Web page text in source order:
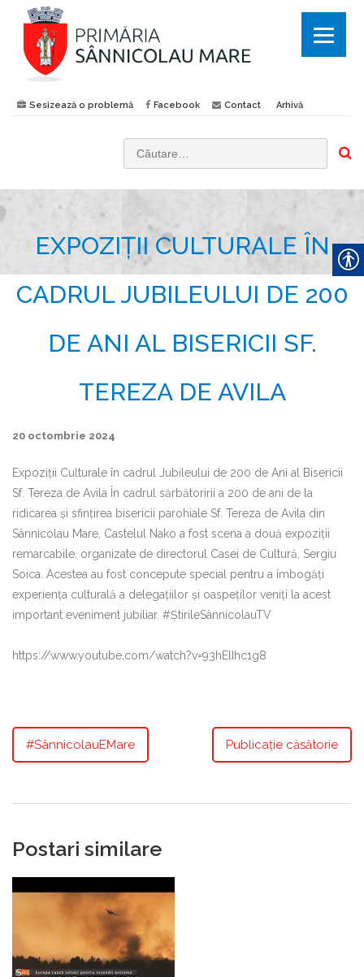
Sesizează o problemă Facebook Contact Arhivă
u
EXPOZIȚII CULTURALE ÎN
CADRUL JUBILEULUI DE 200
DE ANI AL BISERICII SF.
TEREZA DE AVILA
20 octombrie 2024
Expoziții Culturale în cadrul Jubileului de 200 de Ani al Bisericii
Sf. Tereza de Avila În cadrul sărbătoririi a 200 de ani de la
ridicarea și sfințirea bisericii parohiale Sf. Tereza de Avila din
Sânnicolau Mare, Castelul Nako a fost scena a două expoziții
remarcabile, organizate de directorul Casei de Cultură, Sergiu
Soica. Acestea au fost concepute special pentru a îmbogăți
experiența culturală a delegațiilor și oaspeților veniți la acest
important eveniment jubiliar. #ȘtirileSânnicolauTV
https://www.youtube.com/watch?v=93hElIhc1g8
#SânnicolauEMare Publicație căsătorie
Postari similare